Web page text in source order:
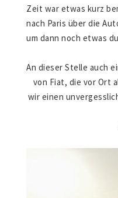
Zeit war etwas kurz
nach Paris über die
um dann noch etwas
An dieser Stelle auch
von Fiat, die vor Ort
wir einen